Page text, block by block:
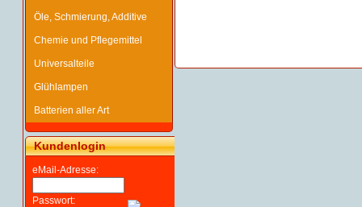
Öle, Schmierung, Additive
Chemie und Pflegemittel
Universalteile
Glühlampen
Batterien aller Art
Kundenlogin
eMail-Adresse:
Passwort: